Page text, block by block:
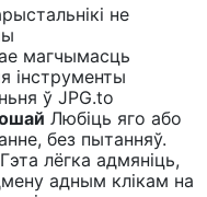
не
магчымасць
інструменты
ў JPG.to
Любіць яго або
без пытанняў.
лёгка адмяніць,
адным клікам на